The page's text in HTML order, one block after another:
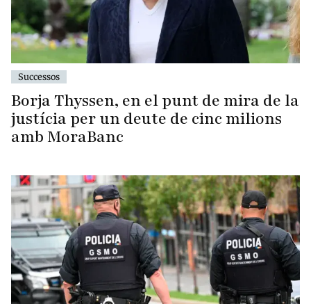
Successos
Borja Thyssen, en el punt de mira de la
justícia per un deute de cinc milions
amb MoraBanc